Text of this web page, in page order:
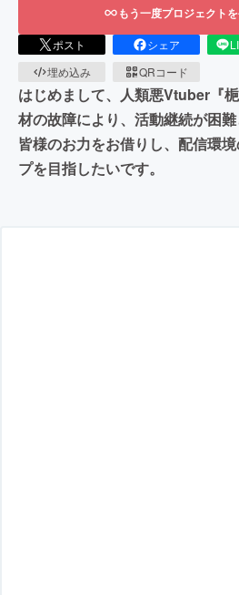
もう一度プロジェクト
ポスト シェア
埋め込み
QRコード
はじめまして、人類悪Vtuber『
材の故障により、活動継続が困
皆様のお力をお借りし、配信環
プを目指したいです。